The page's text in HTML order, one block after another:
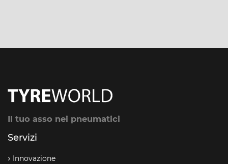
Il tuo asso nei pneumatici
Servizi
Innovazione